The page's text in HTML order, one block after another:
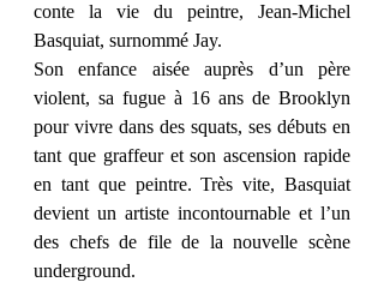
conte la vie du peintre, Jean-Michel
Basquiat, surnommé Jay.
Son enfance aisée auprès d’un père
violent, sa fugue à 16 ans de Brooklyn
pour vivre dans des squats, ses débuts en
tant que graffeur et son ascension rapide
en tant que peintre. Très vite, Basquiat
devient un artiste incontournable et l’un
des chefs de file de la nouvelle scène
underground.